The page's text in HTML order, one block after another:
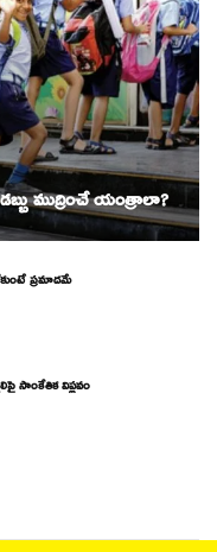
ముద్రించే యంత్రాలా?
ప్రమాదమే
సాంకేతిక విప్లవం